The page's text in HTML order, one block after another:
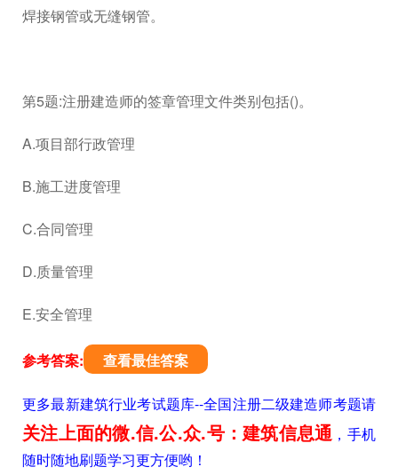
焊接钢管或无缝钢管。
第5题:注册建造师的签章管理文件类别包括()。
A.项目部行政管理
B.施工进度管理
C.合同管理
D.质量管理
E.安全管理
参考答案: 查看最佳答案
更多最新建筑行业考试题库--全国注册二级建造师考题请
关注上面的微.信.公.众.号：建筑信息通，手机
随时随地刷题学习更方便哟！